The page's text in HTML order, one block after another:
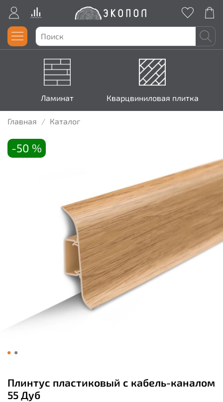
Ламинат Кварцвиниловая плитка
Главная Каталог
-50 %
Плинтус пластиковый с кабель-каналом
55 Дуб